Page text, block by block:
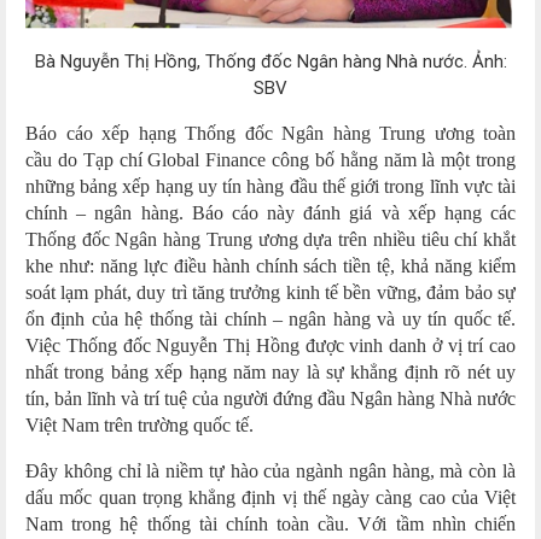
Bà Nguyễn Thị Hồng, Thống đốc Ngân hàng Nhà nước. Ảnh:
SBV
Báo cáo xếp hạng Thống đốc Ngân hàng Trung ương toàn
cầu do Tạp chí Global Finance công bố hằng năm là một trong
những bảng xếp hạng uy tín hàng đầu thế giới trong lĩnh vực tài
chính – ngân hàng. Báo cáo này đánh giá và xếp hạng các
Thống đốc Ngân hàng Trung ương dựa trên nhiều tiêu chí khắt
khe như: năng lực điều hành chính sách tiền tệ, khả năng kiểm
soát lạm phát, duy trì tăng trưởng kinh tế bền vững, đảm bảo sự
ổn định của hệ thống tài chính – ngân hàng và uy tín quốc tế.
Việc Thống đốc Nguyễn Thị Hồng được vinh danh ở vị trí cao
nhất trong bảng xếp hạng năm nay là sự khẳng định rõ nét uy
tín, bản lĩnh và trí tuệ của người đứng đầu Ngân hàng Nhà nước
Việt Nam trên trường quốc tế.
Đây không chỉ là niềm tự hào của ngành ngân hàng, mà còn là
dấu mốc quan trọng khẳng định vị thế ngày càng cao của Việt
Nam trong hệ thống tài chính toàn cầu. Với tầm nhìn chiến